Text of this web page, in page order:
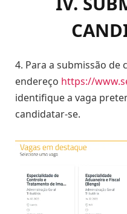
4. Para a submissão de
endereço https://
identifique a vaga
candidatar-se.